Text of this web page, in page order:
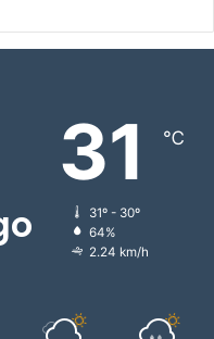
31 ℃
31º - 30º
64%
2.24 km/h